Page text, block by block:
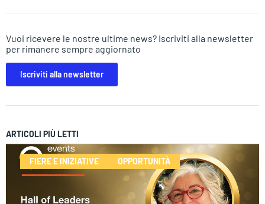
Vuoi ricevere le nostre ultime news? Iscriviti alla newsletter
per rimanere sempre aggiornato
Iscriviti alla newsletter
ARTICOLI PIÙ LETTI
FIERE E INIZIATIVE OPPORTUNITÀ